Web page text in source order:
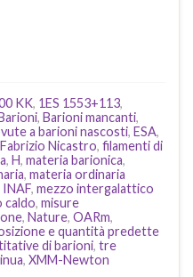
KK, 1ES 1553+113,
, Barioni mancanti,
a barioni nascosti, ESA,
Fabrizio Nicastro, filamenti di
, H, materia barionica,
, materia ordinaria
, mezzo intergalattico
caldo, misure
, Nature, OARm,
e quantità predette
di barioni, tre
, XMM-Newton